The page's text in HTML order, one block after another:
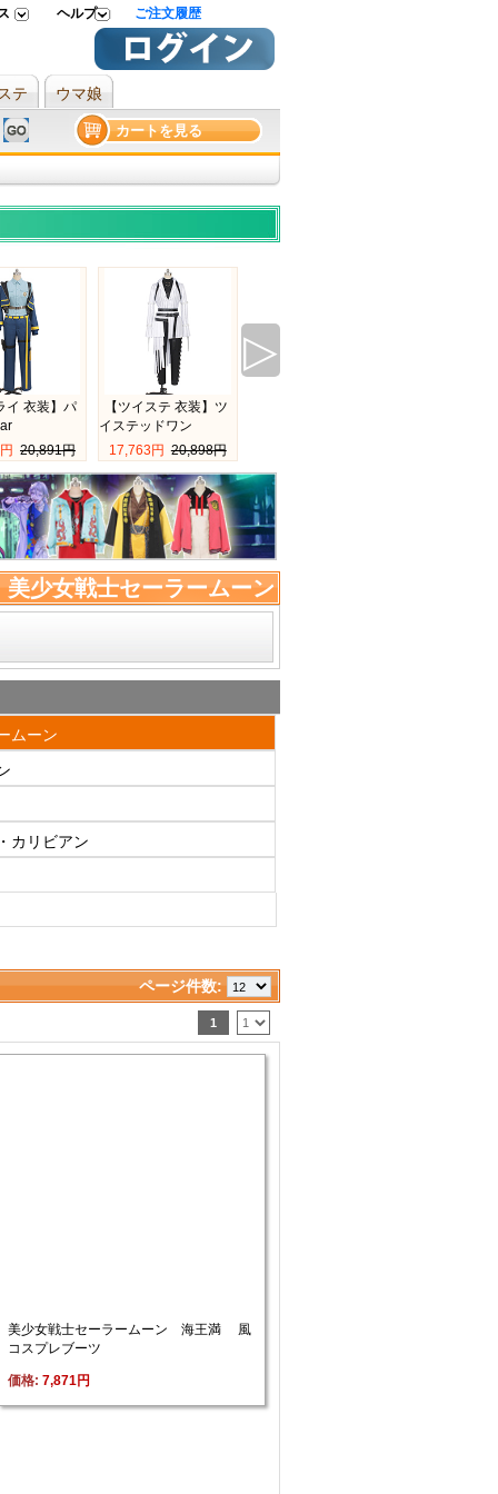
ヘルプ ご注文履歴
テ ウマ娘
カートを見る
イ 衣装】パ
20,891円
【ツイステ 衣装】ツ
イステッドワン
17,763円 20,898円
▷
美少女戦士セーラームーン
ムーン
カリビアン
ページ件数:
1
美少女戦士セーラームーン 海王満 風
コスプレブーツ
価格: 7,871円